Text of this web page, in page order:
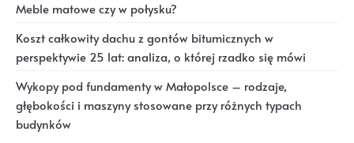
Meble matowe czy w połysku?
Koszt całkowity dachu z gontów bitumicznych w
perspektywie 25 lat: analiza, o której rzadko się mówi
Wykopy pod fundamenty w Małopolsce – rodzaje,
głębokości i maszyny stosowane przy różnych typach
budynków